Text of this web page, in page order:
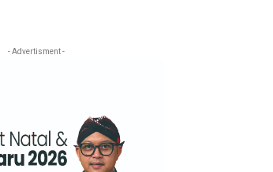
- Advertisment -